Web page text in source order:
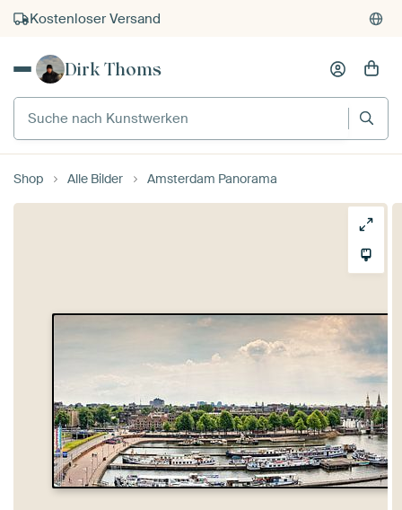
Kostenloser Versand
Kauf auf Rechnung
Dirk Thoms
Suche nach Kunstwerken
Shop Alle Bilder Amsterdam Panorama